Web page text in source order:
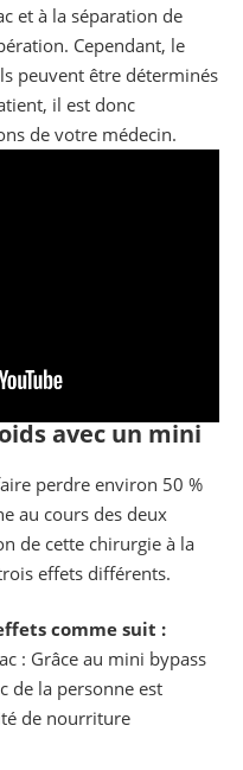
et à la séparation de
Cependant, le
peuvent être déterminés
il est donc
de votre médecin.
avec un mini
perdre environ 50 %
au cours des deux
de cette chirurgie à la
effets différents.
comme suit :
: Grâce au mini bypass
de la personne est
de nourriture